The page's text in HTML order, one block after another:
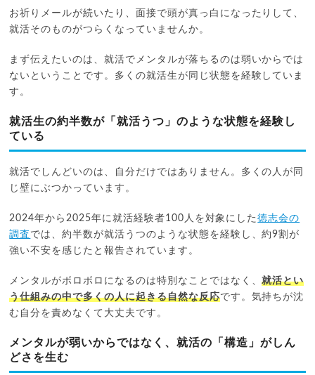
お祈りメールが続いたり、面接で頭が真っ白になったりして、
就活そのものがつらくなっていませんか。
まず伝えたいのは、就活でメンタルが落ちるのは弱いからでは
ないということです。多くの就活生が同じ状態を経験していま
す。
就活生の約半数が「就活うつ」のような状態を経験し
ている
就活でしんどいのは、自分だけではありません。多くの人が同
じ壁にぶつかっています。
2024年から2025年に就活経験者100人を対象にした徳志会の
調査 では、約半数が就活うつのような状態を経験し、約9割が
強い不安を感じたと報告されています。
メンタルがボロボロになるのは特別なことではなく、就活とい
う仕組みの中で多くの人に起きる自然な反応です。気持ちが沈
む自分を責めなくて大丈夫です。
メンタルが弱いからではなく、就活の「構造」がしん
どさを生む